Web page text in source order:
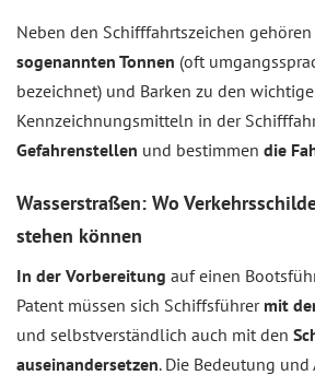
Neben den Schifffahrtszeichen gehören
sogenannten Tonnen (oft
bezeichnet) und Barken zu den
Kennzeichnungsmitteln in der
Gefahrenstellen und bestimmen die
Wasserstraßen: Wo
stehen können
In der Vorbereitung auf einen
Patent müssen sich Schiffsführer mit
und selbstverständlich auch mit den
auseinandersetzen. Die Bedeutung und